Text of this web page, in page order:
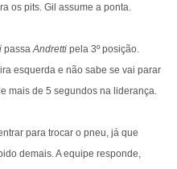
os pits. Gil assume a ponta.
passa Andrettipela 3º posição.
esquerda e não sabe se vai parar
mais de 5 segundos na liderança.
para trocar o pneu, já que
demais. A equipe responde,